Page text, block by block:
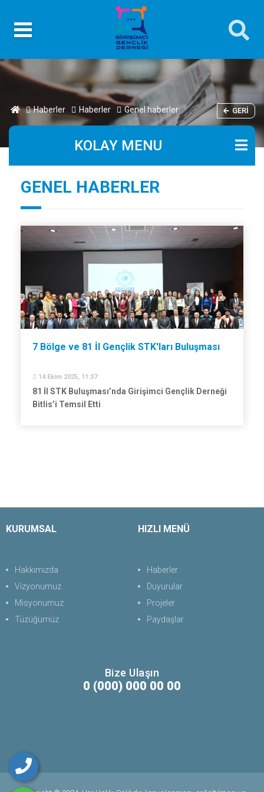
Haberler Haberler Genel haberler GERI
KOLAY MENU
GENEL HABERLER
7 Bölge ve 81 İl Gençlik STK'ları Buluşması
14 Ekim 2025, 11:37
81 İl STK Buluşması’nda Girişimci Gençlik Derneği
Bitlis’i Temsil Etti
KURUMSAL
Hakkımızda
Vizyonumuz
Misyonumuz
Tüzüğümüz
HIZLI MENÜ
Haberler
Duyurular
Projeler
Paydaşlar
Bize Ulaşın
0 (000) 000 00 00